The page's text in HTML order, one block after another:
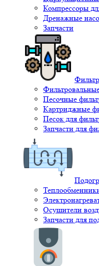
Компрессоры
Дренажные
Запчасти
Песочные
Картриджные
Песок для
Запчасти для
Осушители
Запчасти для